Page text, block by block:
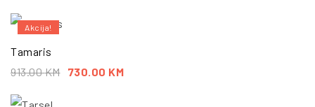
Akcija!
Tamaris
913.00KM 730.00 KM